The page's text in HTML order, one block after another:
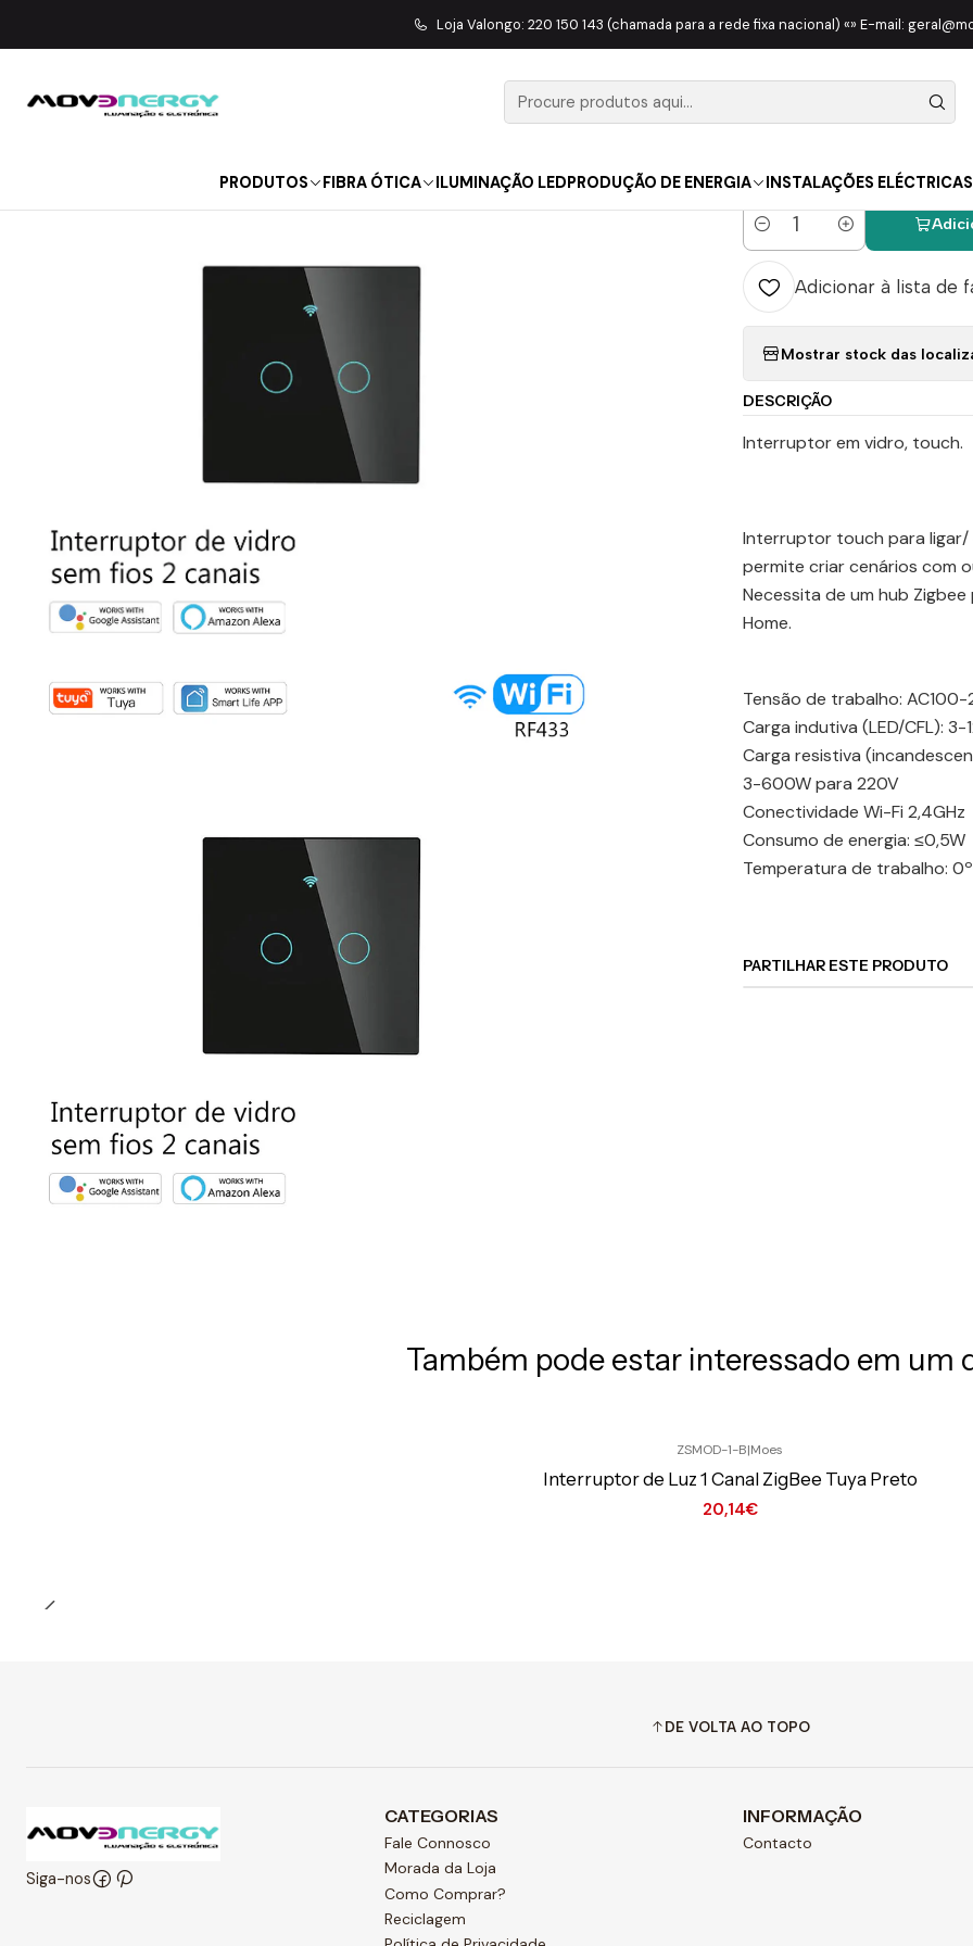
PRODUTOS FIBRA ÓTICA ILUMINAÇÃO LEDPRODUÇÃO DE ENERGIA INSTALAÇÕES ELÉCTRICAS
Loja Valongo: 220 150 143 (chamada para a rede fixa nacional) «» E-mail:
Início MATERIAL ELÉTRICO COMPONENTES Interruptor de Luz 2 Canais
Interruptor
Tuya Preto
Quantidade
Adicionar à lista de
Mostrar stock das
DESCRIÇÃO
Interruptor em vidro, touch.
Interruptor touch para ligar/
permite criar cenários com
Necessita de um hub
Home.
Tensão de trabalho:
Carga indutiva (LED/CFL): 3-
Carga resistiva
3-600W para 220V
Conectividade Wi-Fi 2,4GHz
Consumo de energia: ≤0,5W
Temperatura de trabalho:
PARTILHAR ESTE PRODUTO
Também pode estar interessado em um
ZSMOD-1-B|Moes
Interruptor de Luz 1 Canal ZigBee Tuya Preto
20,14€
DE VOLTA AO TOPO
Siga-nos
CATEGORIAS
Fale Connosco
Morada da Loja
Como Comprar?
Reciclagem
INFORMAÇÃO
Contacto